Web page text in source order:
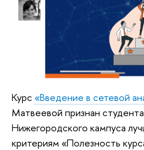
Курс «Введение в сетевой
Матвеевой признан
Нижегородского кампуса
критериям «Полезность